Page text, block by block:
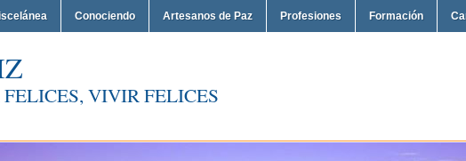
Conociendo Artesanos de Paz Profesiones Formación
VIVIR FELICES